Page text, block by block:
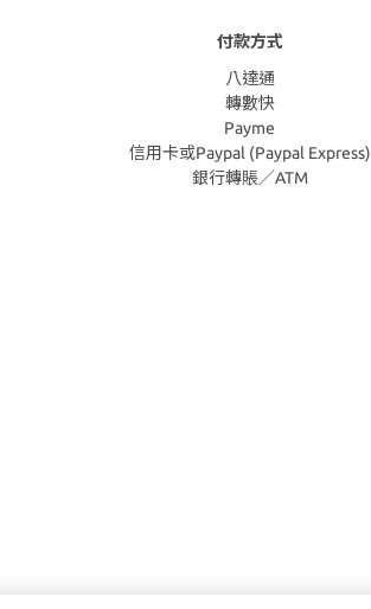
付款方式
八達通
轉數快
Payme
信用卡或Paypal (Paypal Express)
銀行轉賬／ATM